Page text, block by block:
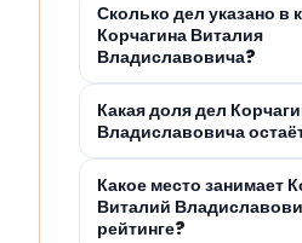
Сколько дел указано в
Корчагина Виталия
Владиславовича?
Какая доля дел
Владиславовича
Какое место занимает
Виталий
рейтинге?